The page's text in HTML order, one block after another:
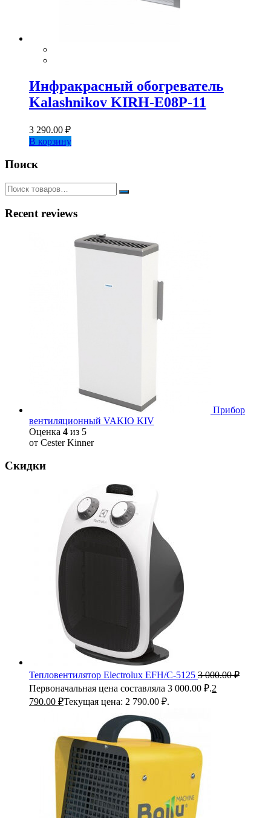
Инфракрасный обогреватель
Kalashnikov KIRH-E08P-11
3 290.00 ₽
В корзину
Поиск
Recent reviews
Прибор
вентиляционный VAKIO KIV
Оценка 4 из 5
от Cester Kinner
Скидки
Тепловентилятор Electrolux EFH/C-5125 3 000.00₽
Первоначальная цена составляла 3 000.00 ₽.2
790.00 ₽Текущая цена: 2 790.00 ₽.